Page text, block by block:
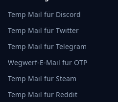
Temp Mail für Discord
Temp Mail für Twitter
Temp Mail für Telegram
Wegwerf-E-Mail für OTP
Temp Mail für Steam
Temp Mail für Reddit